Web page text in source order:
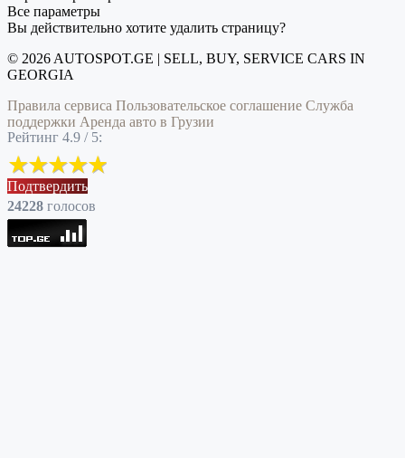
Все параметры
Вы действительно хотите удалить страницу?
© 2026 AUTOSPOT.GE | SELL, BUY, SERVICE CARS IN
GEORGIA
Правила сервиса Пользовательское соглашение Служба
поддержки Аренда авто в Грузии
Рейтинг 4.9 / 5:
Подтвердить
24228 голоcов